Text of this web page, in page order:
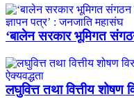
‘बालेन सरकार भूमिगत
लघुवित्त तथा वित्तीय शोषण